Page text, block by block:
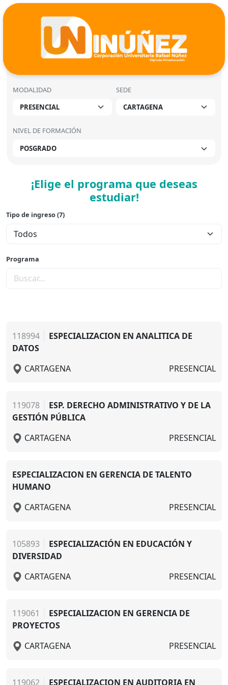
MODALIDAD SEDE
NIVEL DE FORMACIÓN
¡Elige el programa que deseas
estudiar!
Tipo de ingreso (7)
Programa
118994
ESPECIALIZACION EN ANALITICA DE
DATOS
CARTAGENA
PRESENCIAL
119078
ESP. DERECHO ADMINISTRATIVO Y DE LA
GESTIÓN PÚBLICA
CARTAGENA
PRESENCIAL
ESPECIALIZACION EN GERENCIA DE TALENTO
HUMANO
CARTAGENA
PRESENCIAL
105893
ESPECIALIZACIÓN EN EDUCACIÓN Y
DIVERSIDAD
CARTAGENA
PRESENCIAL
119061
ESPECIALIZACION EN GERENCIA DE
PROYECTOS
CARTAGENA
PRESENCIAL
119062 ESPECIALIZACION EN AUDITORIA EN